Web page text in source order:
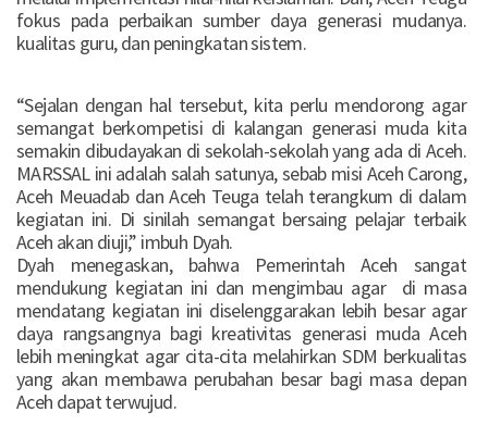
fokus pada perbaikan sumber daya generasi mudanya.
kualitas guru, dan peningkatan sistem.
“Sejalan dengan hal tersebut, kita perlu mendorong agar
semangat berkompetisi di kalangan generasi muda kita
semakin dibudayakan di sekolah-sekolah yang ada di Aceh.
MARSSAL ini adalah salah satunya, sebab misi Aceh Carong,
Aceh Meuadab dan Aceh Teuga telah terangkum di dalam
kegiatan ini. Di sinilah semangat bersaing pelajar terbaik
Aceh akan diuji,” imbuh Dyah.
Dyah menegaskan, bahwa Pemerintah Aceh sangat
mendukung kegiatan ini dan mengimbau agar di masa
mendatang kegiatan ini diselenggarakan lebih besar agar
daya rangsangnya bagi kreativitas generasi muda Aceh
lebih meningkat agar cita-cita melahirkan SDM berkualitas
yang akan membawa perubahan besar bagi masa depan
Aceh dapat terwujud.